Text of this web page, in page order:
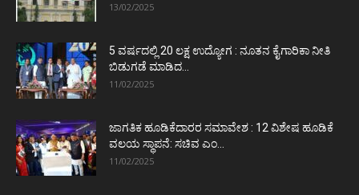
13/02/2025
5 ವರ್ಷದಲ್ಲಿ 20 ಲಕ್ಷ ಉದ್ಯೋಗ : ನೂತನ ಕೈಗಾರಿಕಾ ನೀತಿ
ಬಿಡುಗಡೆ ಮಾಡಿದ...
11/02/2025
ಜಾಗತಿಕ ಹೂಡಿಕೆದಾರರ ಸಮಾವೇಶ : 12 ವಿಶೇಷ ಹೂಡಿಕೆ
ವಲಯ ಸ್ಥಾಪನೆ: ಸಚಿವ ಎಂ...
11/02/2025